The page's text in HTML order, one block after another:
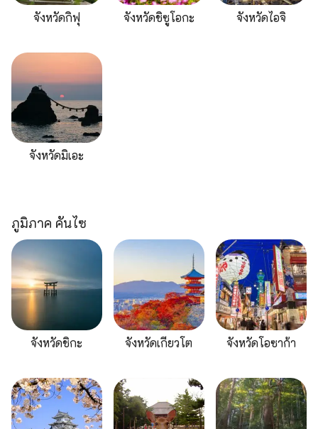
จังหวัดกิฟุ จังหวัดชิซูโอกะ จังหวัดไอจิ
จังหวัดมิเอะ
ภูมิภาค คันไซ
จังหวัดชิกะ จังหวัดเกียวโต จังหวัดโอซาก้า